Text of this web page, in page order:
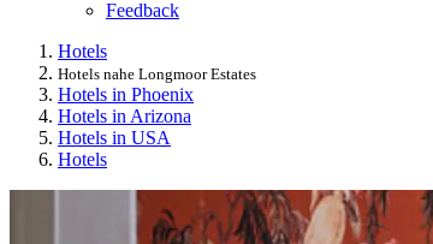
Feedback
Hotels
Hotels nahe Longmoor Estates
Hotels in Phoenix
Hotels in Arizona
Hotels in USA
Hotels